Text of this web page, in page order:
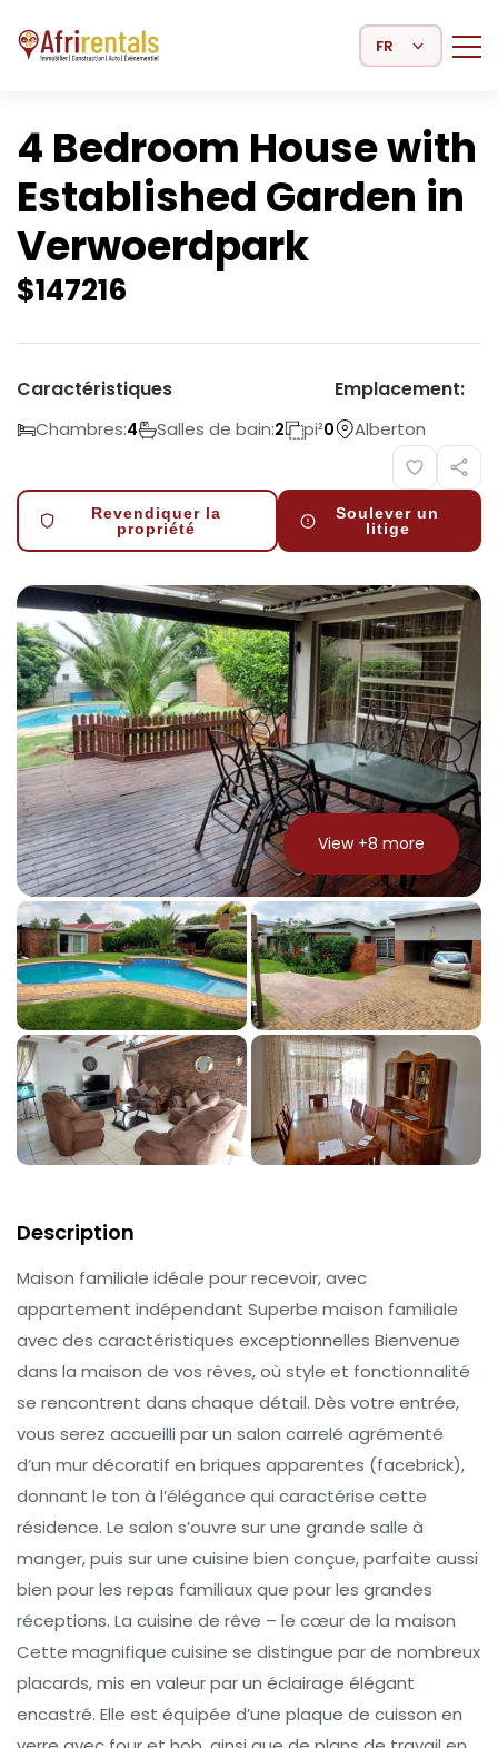
Select Language
4 Bedroom House with
Established Garden in
Verwoerdpark
$147216
Caractéristiques
Chambres:4 Salles de bain:2 pi²0
Emplacement:
Alberton
Revendiquer la
propriété
Soulever un
litige
View +8 more
Description
Maison familiale idéale pour recevoir, avec
appartement indépendant Superbe maison familiale
avec des caractéristiques exceptionnelles Bienvenue
dans la maison de vos rêves, où style et fonctionnalité
se rencontrent dans chaque détail. Dès votre entrée,
vous serez accueilli par un salon carrelé agrémenté
d’un mur décoratif en briques apparentes (facebrick),
donnant le ton à l’élégance qui caractérise cette
résidence. Le salon s’ouvre sur une grande salle à
manger, puis sur une cuisine bien conçue, parfaite aussi
bien pour les repas familiaux que pour les grandes
réceptions. La cuisine de rêve – le cœur de la maison
Cette magnifique cuisine se distingue par de nombreux
placards, mis en valeur par un éclairage élégant
encastré. Elle est équipée d’une plaque de cuisson en